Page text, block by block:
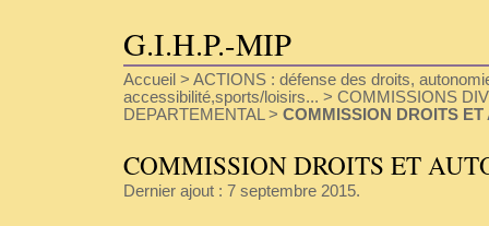
G.I.H.P.-MIP
Accueil > ACTIONS : défense des droits,
accessibilité,sports/loisirs... > COMMISSIONS
DEPARTEMENTAL
> COMMISSION DROITS
COMMISSION DROITS ET
Dernier ajout : 7 septembre 2015.